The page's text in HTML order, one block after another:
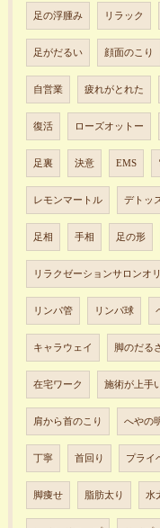
足の浮腫み リラック
足がだるい 顔面のこり
自営業 疲れがとれた
復活 ローズオットー
足裏 決意 EMS
レモンマートル デトッ
足相 手相 足の形
リラクゼーションサロンオ
リンパ管 リンパ球
キャラウェイ 脚のだる
在宅ワーク 施術が上手
肩から首のこり へやの
丁寧 首回り プライ
脚痩せ 脂肪太り 水